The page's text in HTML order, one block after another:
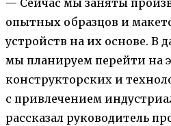
— Сейчас мы заняты
опытных образцов и
устройств на их основе. В
мы планируем перейти на
конструкторских и
с привлечением
рассказал руководитель